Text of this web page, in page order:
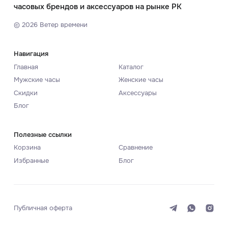
часовых брендов и аксессуаров на рынке РК
© 2026Ветер времени
Навигация
Главная
Каталог
Мужские часы
Женские часы
Скидки
Аксессуары
Блог
Полезные ссылки
Корзина
Сравнение
Избранные
Блог
Публичная оферта Светлая